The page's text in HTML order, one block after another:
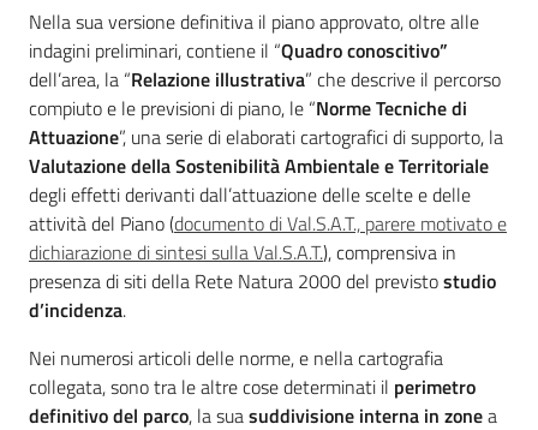
Seguici
su
Ambiente
Nella sua versione definitiva il piano approvato, oltre alle
indagini preliminari, contiene il “Quadro conoscitivo”
dell’area, la “Relazione illustrativa” che descrive il percorso
compiuto e le previsioni di piano, le “Norme Tecniche di
Attuazione”, una serie di elaborati cartografici di supporto, la
Valutazione della Sostenibilità Ambientale e Territoriale
degli effetti derivanti dall’attuazione delle scelte e delle
attività del Piano (documento di Val.S.A.T., parere motivato e
dichiarazione di sintesi sulla Val.S.A.T.), comprensiva in
presenza di siti della Rete Natura 2000 del previstostudio
d’incidenza.
Nei numerosi articoli delle norme, e nella cartografia
collegata, sono tra le altre cose determinati il perimetro
definitivo del parco, la suasuddivisione interna in zonea